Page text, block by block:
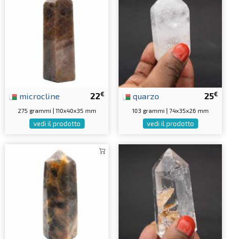
22€
microcline
275 grammi | 110x40x35 mm
vedi il prodotto
25€
quarzo
103 grammi | 74x35x26 mm
vedi il prodotto